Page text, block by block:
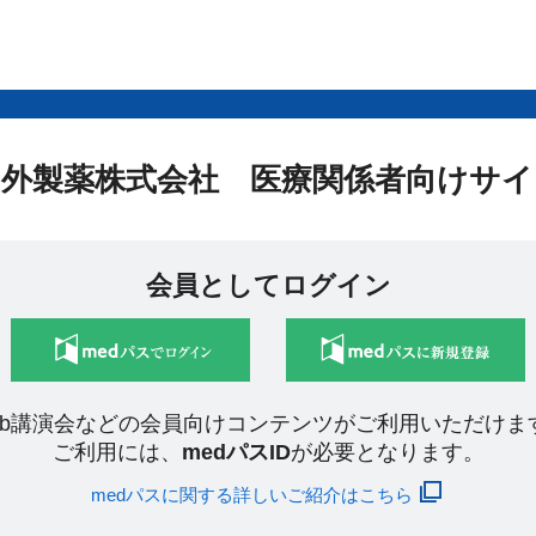
製薬株式会社 医療関係者向けサ
会員としてログイン
講演会などの会員向けコンテンツがご利用いただけま
ご利用には、 medパスIDが必要となります。
medパスに関する詳しいご紹介はこちら